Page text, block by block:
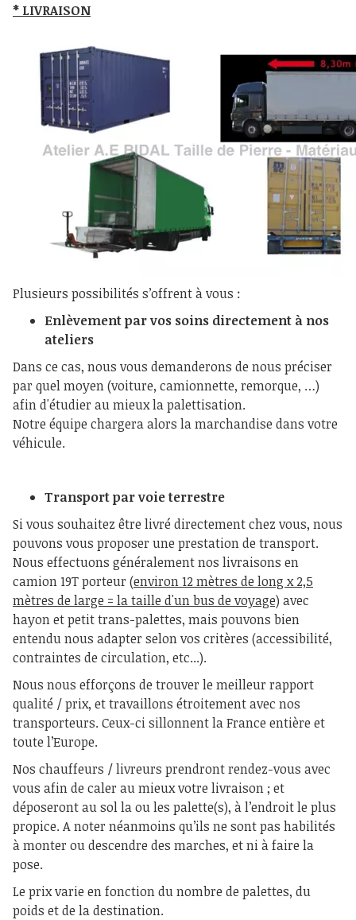
* LIVRAISON
Plusieurs possibilités s’offrent à vous :
Enlèvement par vos soins directement à nos
ateliers
Dans ce cas, nous vous demanderons de nous préciser
par quel moyen (voiture, camionnette, remorque, …)
afin d'étudier au mieux la palettisation.
Notre équipe chargera alors la marchandise dans votre
véhicule.
Transport par voie terrestre
Si vous souhaitez être livré directement chez vous, nous
pouvons vous proposer une prestation de transport.
Nous effectuons généralement nos livraisons en
camion 19T porteur (environ 12 mètres de long x 2,5
mètres de large = la taille d'un bus de voyage) avec
hayon et petit trans-palettes, mais pouvons bien
entendu nous adapter selon vos critères (accessibilité,
contraintes de circulation, etc...).
Nous nous efforçons de trouver le meilleur rapport
qualité / prix, et travaillons étroitement avec nos
transporteurs. Ceux-ci sillonnent la France entière et
toute l’Europe.
Nos chauffeurs / livreurs prendront rendez-vous avec
vous afin de caler au mieux votre livraison ; et
déposeront au sol la ou les palette(s), à l’endroit le plus
propice. A noter néanmoins qu’ils ne sont pas habilités
à monter ou descendre des marches, et ni à faire la
pose.
Le prix varie en fonction du nombre de palettes, du
poids et de la destination.